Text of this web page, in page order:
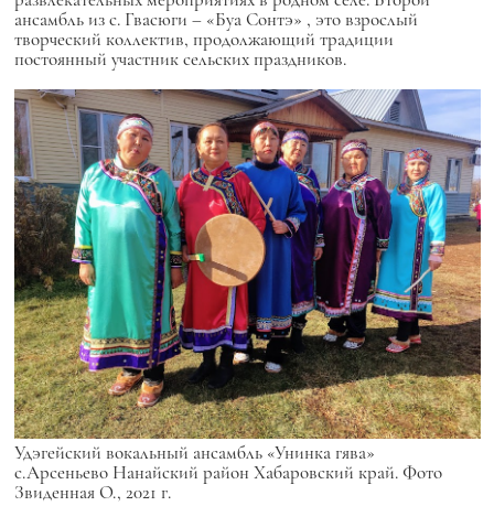
ансамбль из с. Гвасюги – «Буа Сонтэ» , это взрослый
творческий коллектив, продолжающий традиции
постоянный участник сельских праздников.
Удэгейский вокальный ансамбль «Унинка гява»
с.Арсеньево Нанайский район Хабаровский край. Фото
Звиденная О., 2021 г.